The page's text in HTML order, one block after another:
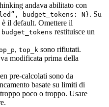
andava abilitato con
budget_tokens: N}. Su
il default. Omettere il
budget_tokens restituisce un
, top_k sono rifiutati.
modificata prima della
pre-calcolati sono da
basate su limiti di
poco o troppo. Usare